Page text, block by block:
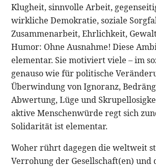
Klugheit, sinnvolle Arbeit,
wirkliche Demokratie, soziale
Zusammenarbeit, Ehrlichkeit,
Humor: Ohne Ausnahme! Diese
elementar. Sie motiviert viele – im
genauso wie für politische
Überwindung von Ignoranz,
Abwertung, Lüge und
aktive Menschenwürde regt sich
Solidarität ist elementar.
Woher rührt dagegen die weltweit
Verrohung der Gesellschaft(en) und